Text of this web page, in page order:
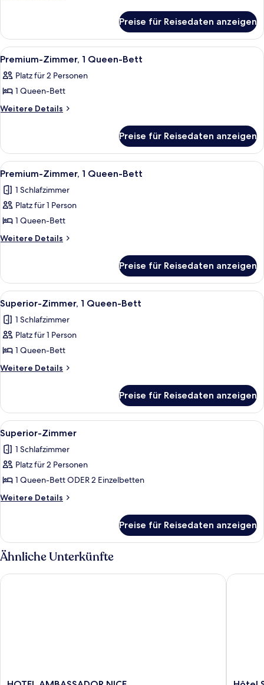
1
Queen-
Bett
Preise für Reisedaten anzeigen
Alle
Fotos
für
Premium-
Zimmer,
Bett
anzeigen
Ein modernes Hotelzimmer mit
10
Premium-Zimmer, 1 Queen-Bett
Platz für 2 Personen
1 Queen-Bett
Weitere Details
Weitere
Zimmer,
Queen-
Preise für Reisedaten anzeigen
Alle
Fotos
für
Premium-
Zimmer,
1
anzeigen
Ein modernes Hotelzimmer mit
9
Premium-Zimmer, 1 Queen-Bett
1 Schlafzimmer
Platz für 1 Person
1 Queen-Bett
Weitere Details
Weitere
Zimmer,
Queen-
Bett
Preise für Reisedaten anzeigen
Alle
Fotos
für
Superior-
Zimmer,
1
anzeigen
Ein Hotelzimmer mit Bett,
13
Superior-Zimmer, 1 Queen-Bett
1 Schlafzimmer
Platz für 1 Person
1 Queen-Bett
Weitere Details
Weitere
Zimmer,
Queen-
Bett
Preise für Reisedaten anzeigen
Alle
Fotos
für
Superior-
Zimmer
anzeigen
Ein Hotelzimmer mit Bett,
13
Superior-Zimmer
1 Schlafzimmer
Platz für 2 Personen
1 Queen-Bett ODER 2 Einzelbetten
Weitere Details
Weitere
Zimmer
Preise für Reisedaten anzeigen
Ähnliche Unterkünfte
HOTEL
HOTEL AMBASSADOR NICE
Hôtel
Hôtel